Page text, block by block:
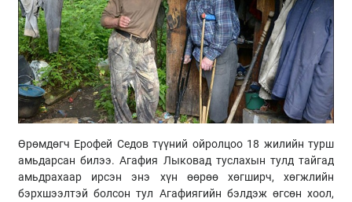
Өрөмдөгч Ерофей Седов түүний ойролцоо 18 жилийн турш
амьдарсан билээ. Агафия Лыковад туслахын тулд тайгад
амьдрахаар ирсэн энэ хүн өөрөө хөгширч, хөгжлийн
бэрхшээлтэй болсон тул Агафиягийн бэлдэж өгсөн хоол,